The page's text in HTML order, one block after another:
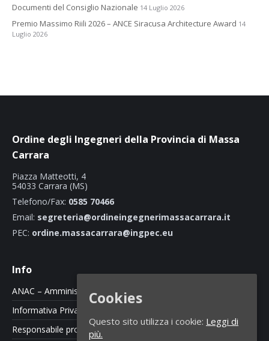
Documenti del Consiglio Nazionale 14 Luglio 2026
Premio Massimo Riili 2026 – ANCE Siracusa Architecture Award 14
Luglio 2026
Ordine degli Ingegneri della Provincia di Massa
Carrara
Piazza Matteotti, 4
54033 Carrara (MS)
Telefono/Fax: 0585 70466
Email: segreteria@ordineingegnerimassacarrara.it
PEC: ordine.massacarrara@ingpec.eu
Info
ANAC – Amministrazione Trasparente
Informativa Privacy e Cookie Policy
Responsabile protezione dati
Cookies
Questo sito utilizza i cookie: Leggi di
più.